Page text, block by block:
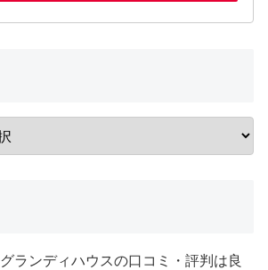
グランディハウスの口コミ・評判は良